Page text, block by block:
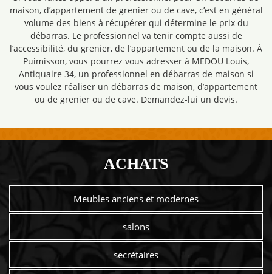
maison, d’appartement de grenier ou de cave, c’est en général
volume des biens à récupérer qui détermine le prix du
débarras. Le professionnel va tenir compte aussi de
l’accessibilité, du grenier, de l’appartement ou de la maison. À
Puimisson, vous pourrez vous adresser à MEDOU Louis,
Antiquaire 34, un professionnel en débarras de maison si
vous voulez réaliser un débarras de maison, d’appartement
ou de grenier ou de cave. Demandez-lui un devis.
ACHATS
Meubles anciens et modernes
salons
secrétaires